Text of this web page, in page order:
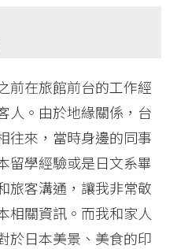
前在旅館前台的工作經
人。由於地緣關係，台
往來，當時身邊的同事
留學經驗或是日文系畢
旅客溝通，讓我非常敬
相關資訊。而我和家人
於日本美景、美食的印